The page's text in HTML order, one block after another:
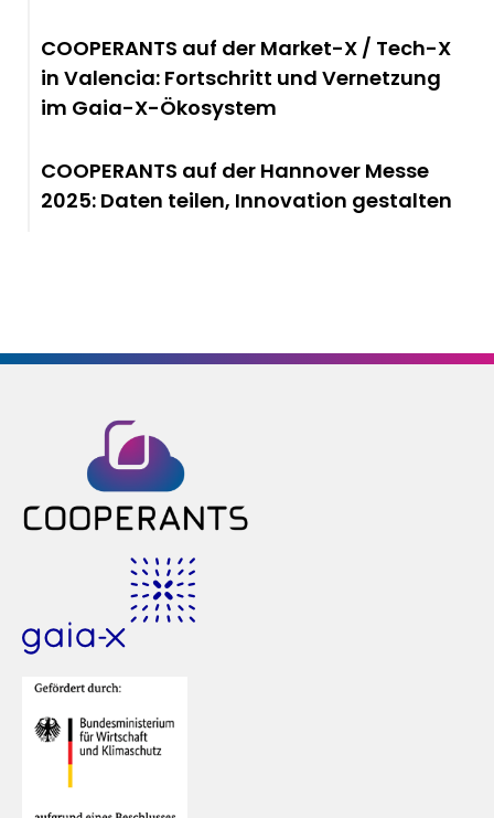
COOPERANTS auf der Market-X / Tech-X
in Valencia: Fortschritt und Vernetzung
im Gaia-X-Ökosystem
COOPERANTS auf der Hannover Messe
2025: Daten teilen, Innovation gestalten